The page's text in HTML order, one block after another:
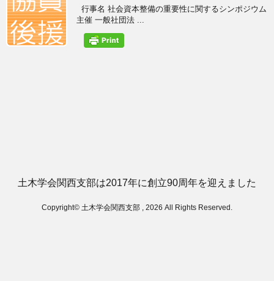
行事名 社会資本整備の重要性に関するシンポジウム
主催 一般社団法 ...
土木学会関西支部は2017年に創立90周年を迎えました
Copyright© 土木学会関西支部 , 2026 All Rights Reserved.